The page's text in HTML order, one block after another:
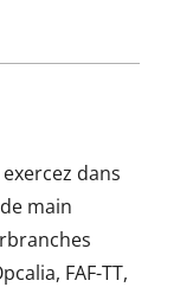
dans
main
FAF-TT,